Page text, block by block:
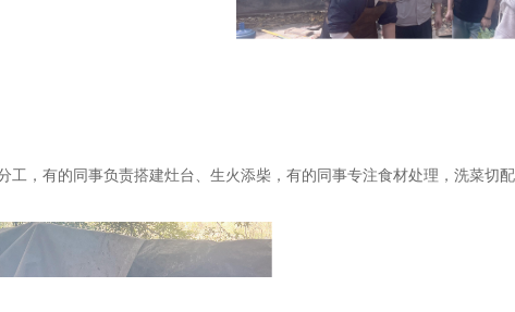
工，有的同事负责搭建灶台、生火添柴，有的同事专注食材处理，洗菜切